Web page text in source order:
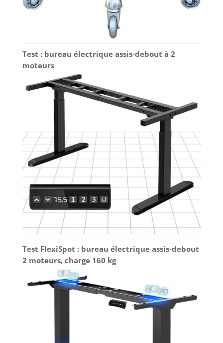
Test : bureau électrique assis-debout à 2
moteurs
Test FlexiSpot : bureau électrique assis-debout
2 moteurs, charge 160 kg